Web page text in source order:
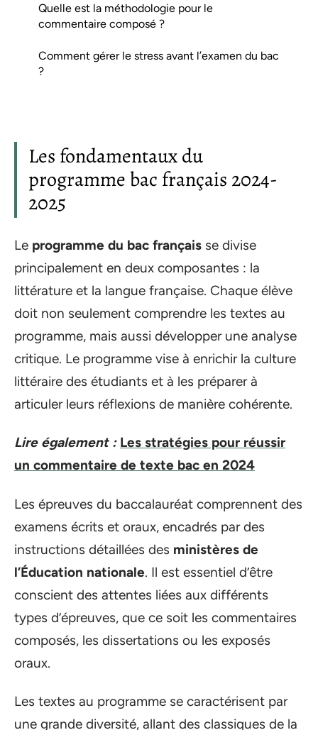
Quelle est la méthodologie pour le
commentaire composé ?
Comment gérer le stress avant l’examen du bac
?
Les fondamentaux du
programme bac français 2024-
2025
Le programme du bac français se divise
principalement en deux composantes : la
littérature et la langue française. Chaque élève
doit non seulement comprendre les textes au
programme, mais aussi développer une analyse
critique. Le programme vise à enrichir la culture
littéraire des étudiants et à les préparer à
articuler leurs réflexions de manière cohérente.
Lire également : Les stratégies pour réussir
un commentaire de texte bac en 2024
Les épreuves du baccalauréat comprennent des
examens écrits et oraux, encadrés par des
instructions détaillées des ministères de
l’Éducation nationale. Il est essentiel d’être
conscient des attentes liées aux différents
types d’épreuves, que ce soit les commentaires
composés, les dissertations ou les exposés
oraux.
Les textes au programme se caractérisent par
une grande diversité, allant des classiques de la